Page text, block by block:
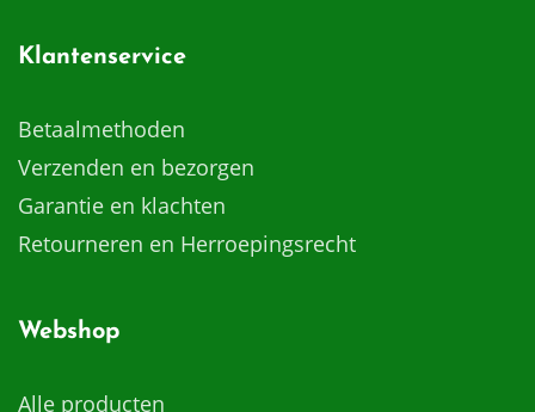
Klantenservice
Betaalmethoden
Verzenden en bezorgen
Garantie en klachten
Retourneren en Herroepingsrecht
Webshop
Alle producten